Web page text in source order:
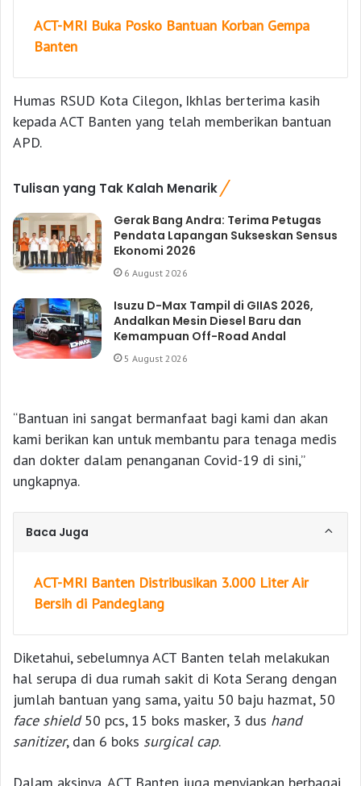
ACT-MRI Buka Posko Bantuan Korban Gempa
Banten
Humas RSUD Kota Cilegon, Ikhlas berterima kasih
kepada ACT Banten yang telah memberikan bantuan
APD.
Tulisan yang Tak Kalah Menarik
Gerak Bang Andra: Terima Petugas
Pendata Lapangan Sukseskan Sensus
Ekonomi 2026
6 August 2026
Isuzu D-Max Tampil di GIIAS 2026,
Andalkan Mesin Diesel Baru dan
Kemampuan Off-Road Andal
5 August 2026
“Bantuan ini sangat bermanfaat bagi kami dan akan
kami berikan kan untuk membantu para tenaga medis
dan dokter dalam penanganan Covid-19 di sini,”
ungkapnya.
Baca Juga
ACT-MRI Banten Distribusikan 3.000 Liter Air
Bersih di Pandeglang
Diketahui, sebelumnya ACT Banten telah melakukan
hal serupa di dua rumah sakit di Kota Serang dengan
jumlah bantuan yang sama, yaitu 50 baju hazmat, 50
face shield50 pcs, 15 boks masker, 3 dus hand
sanitizer, dan 6 boks surgical cap.
Dalam aksinya, ACT Banten juga menyiapkan berbagai